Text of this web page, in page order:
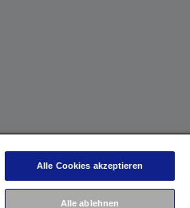
Datenschutzrichtlinie
Alle Cookies akzeptieren
Alle ablehnen